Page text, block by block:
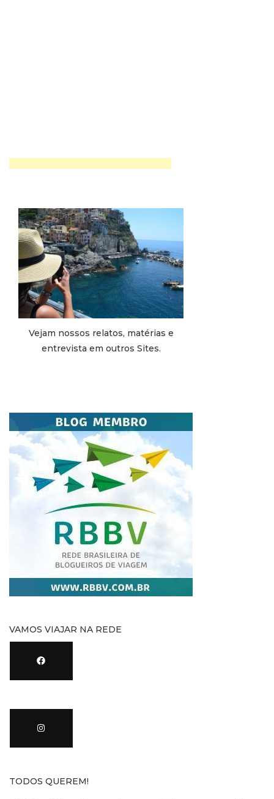
Vejam nossos relatos, matérias e
entrevista em outros Sites.
VAMOS VIAJAR NA REDE
TODOS QUEREM!